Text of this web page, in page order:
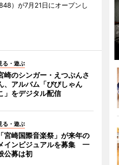
）が7月21日にオープンし
る・遊ぶ
崎のシンガー・えつぷんさ
、アルバム「びびしゃん
」をデジタル配信
る・遊ぶ
「宮崎国際音楽祭」が来年の
インビジュアルを募集 一
公募は初